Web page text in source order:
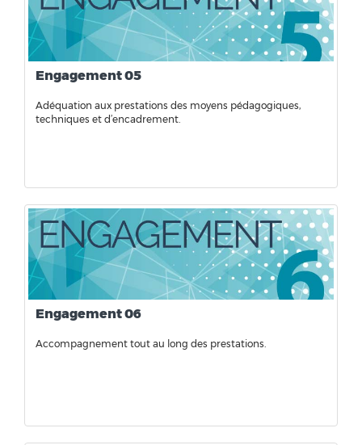
Engagement 05
Adéquation aux prestations des moyens pédagogiques,
techniques et d’encadrement.
Engagement 06
Accompagnement tout au long des prestations.